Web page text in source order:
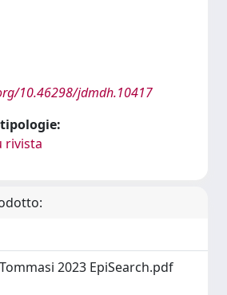
10.46298/jdmdh.10417
rivista
2023 EpiSearch.pdf